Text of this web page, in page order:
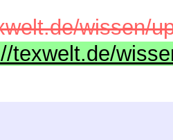
wissen/
texwelt.de/